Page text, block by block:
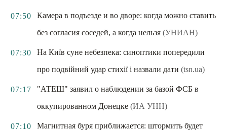
07:50
Камера в подъезде и во дворе: когда можно ставить
без согласия соседей, а когда нельзя (УНИАН)
07:30
На Київ суне небезпека: синоптики попередили
про подвійний удар стихії і назвали дати (tsn.ua)
07:17
"АТЕШ" заявил о наблюдении за базой ФСБ в
оккупированном Донецке (ИА УНН)
07:10
Магнитная буря приближается: штормить будет